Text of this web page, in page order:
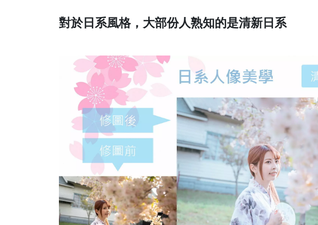
對於日系風格，大部份人熟知的是清新日系